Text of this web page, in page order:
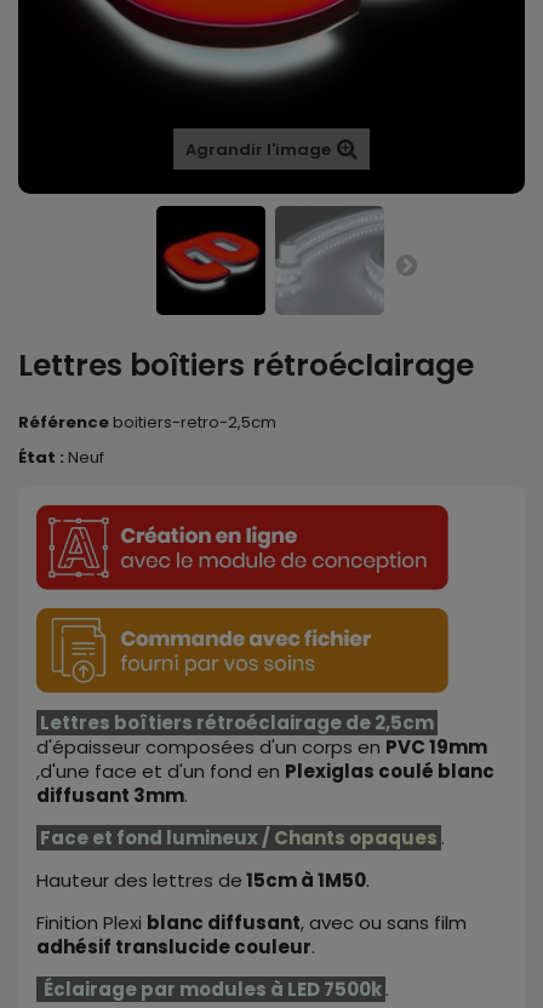
Agrandir l'image
Lettres boîtiers rétroéclairage
Référence boitiers-retro-2,5cm
État : Neuf
Lettres boîtiers rétroéclairagede2,5cm
d'épaisseur composées d'un corps en PVC 19mm
,d'une face et d'un fond en Plexiglas coulé blanc
diffusant 3mm.
Face et fond lumineux/ Chants opaques .
Hauteur des lettres de15cmà1M50.
Finition Plexi blanc diffusant, avec ou sans film
adhésif translucide couleur.
Éclairage par modules à LED 7500k.